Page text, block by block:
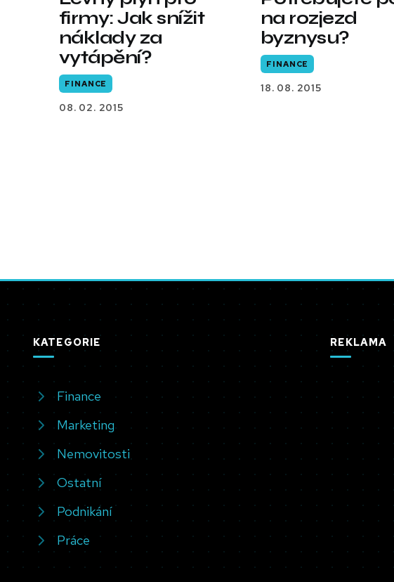
firmy: Jak snížit
náklady za
vytápění?
FINANCE
08. 02. 2015
na rozjezd
byznysu?
FINANCE
18. 08. 2015
KATEGORIE
Finance
Marketing
Nemovitosti
Ostatní
Podnikání
Práce
REKLAMA